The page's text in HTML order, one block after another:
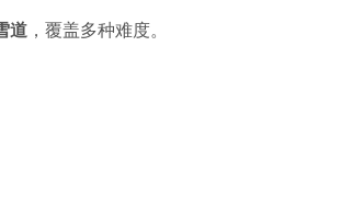
道 ，覆盖多种难度。